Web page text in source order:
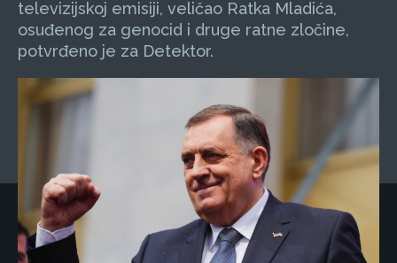
televizijskoj emisiji, veličao Ratka Mladića,
osuđenog za genocid i druge ratne zločine,
potvrđeno je za Detektor.